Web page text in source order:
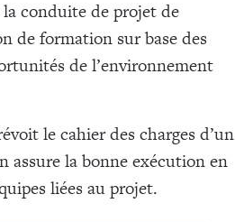
conduite de projet de
de formation sur base des
de l’environnement
le cahier des charges d’un
assure la bonne exécution en
liées au projet.